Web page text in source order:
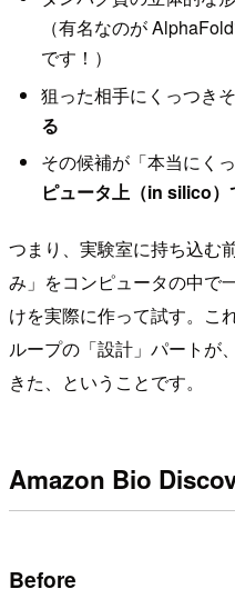
（有名なのが AlphaFold
です！）
狙った相手にくっつきそ
る
その候補が「本当にくっ
ピュータ上（in silico）
つまり、実験室に持ち込
み」をコンピュータの中で
けを実際に作って試す。こ
ループの「設計」パートが
きた、ということです。
Amazon Bio
Before